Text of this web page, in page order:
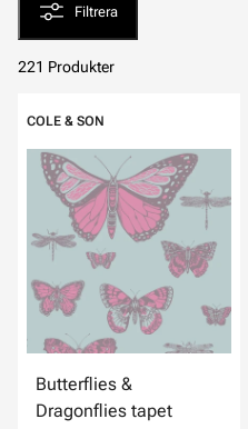
Filtrera
221 Produkter
COLE & SON
Butterflies &
Dragonflies tapet